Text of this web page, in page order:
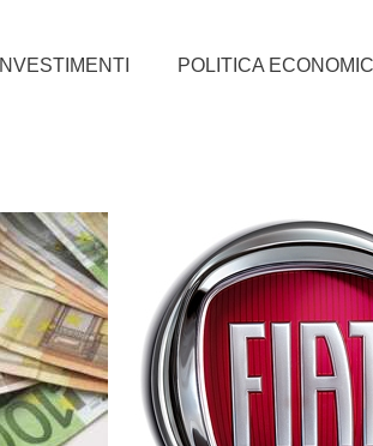
INVESTIMENTI POLITICA